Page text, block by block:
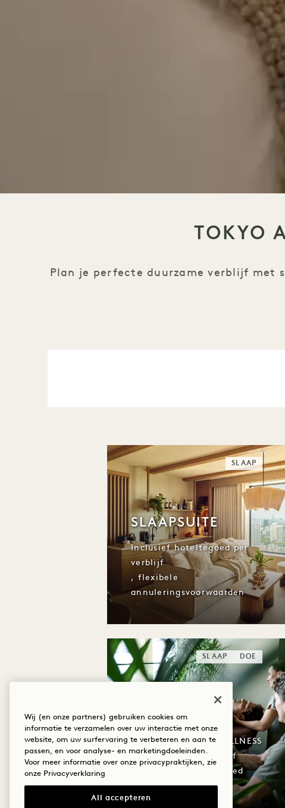
TOKYO
Plan je perfecte duurzame verblijf met
SLAAP
SLAAPSUITE
Inclusief hoteltegoed per
verblijf
, flexibele
annuleringsvoorwaarden
SLAAP DOE
ONTSPAN BIJ
BAMFORD
¥ 20.000 Bamford WELLNESS
SPA-tegoed per verblijf
¥ 1.000 dagelijks tegoed
voor Neighbors
Wij (en onze partners) gebruiken cookies om
informatie te verzamelen over uw interactie met onze
website, om uw surfervaring te verbeteren en aan te
passen, en voor analyse- en marketingdoeleinden.
Voor meer informatie over onze privacypraktijken, zie
onze Privacyverklaring
All accepteren